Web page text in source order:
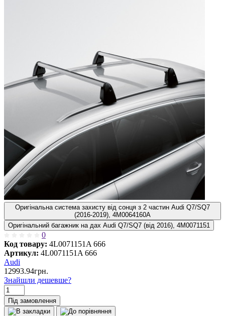
Оригінальна система захисту від сонця з 2 частин Audi Q7/SQ7
(2016-2019), 4M0064160A
Оригінальний багажник на дах Audi Q7/SQ7 (від 2016), 4M0071151
0
Код товару: 4L0071151A 666
Артикул: 4L0071151A 666
Audi
12993.94грн.
Знайшли дешевше?
Під замовлення